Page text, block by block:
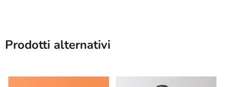
Prodotti alternativi